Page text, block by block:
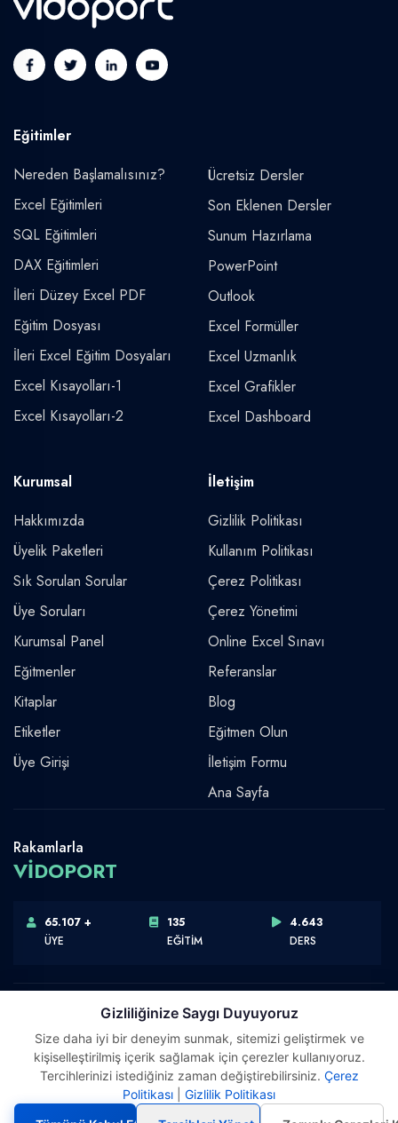
Eğitimler
Nereden Başlamalısınız?
Excel Eğitimleri
SQL Eğitimleri
DAX Eğitimleri
İleri Düzey Excel PDF
Eğitim Dosyası
İleri Excel Eğitim Dosyaları
Excel Kısayolları-1
Excel Kısayolları-2
Ücretsiz Dersler
Son Eklenen Dersler
Sunum Hazırlama
PowerPoint
Outlook
Excel Formüller
Excel Uzmanlık
Excel Grafikler
Excel Dashboard
Kurumsal
Hakkımızda
Üyelik Paketleri
Sık Sorulan Sorular
Üye Soruları
Kurumsal Panel
Eğitmenler
Kitaplar
Etiketler
Üye Girişi
İletişim
Gizlilik Politikası
Kullanım Politikası
Çerez Politikası
Çerez Yönetimi
Online Excel Sınavı
Referanslar
Blog
Eğitmen Olun
İletişim Formu
Ana Sayfa
Rakamlarla
VİDOPORT
65.107 +
ÜYE
135
EĞİTİM
4.643
DERS
Telif Hakkı © 2026 Vidoport, Inc.
Software,Design & Development:Webimonline
Gizliliğinize Saygı Duyuyoruz
Size daha iyi bir deneyim sunmak, sitemizi geliştirmek ve
kişiselleştirilmiş içerik sağlamak için çerezler kullanıyoruz.
Tercihlerinizi istediğiniz zaman değiştirebilirsiniz. Çerez
Politikası
Gizlilik Politikası